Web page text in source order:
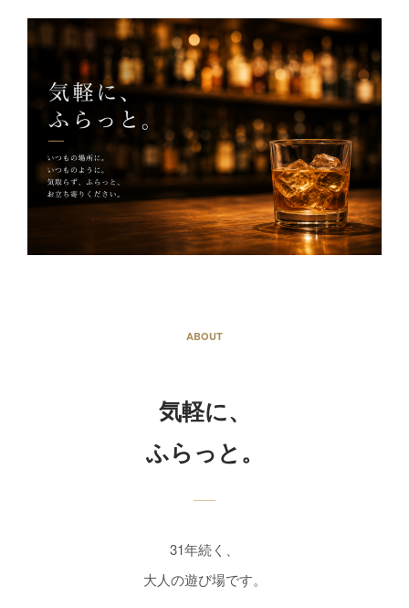
ABOUT
気軽に、
ふらっと。
31年続く、
大人の遊び場です。